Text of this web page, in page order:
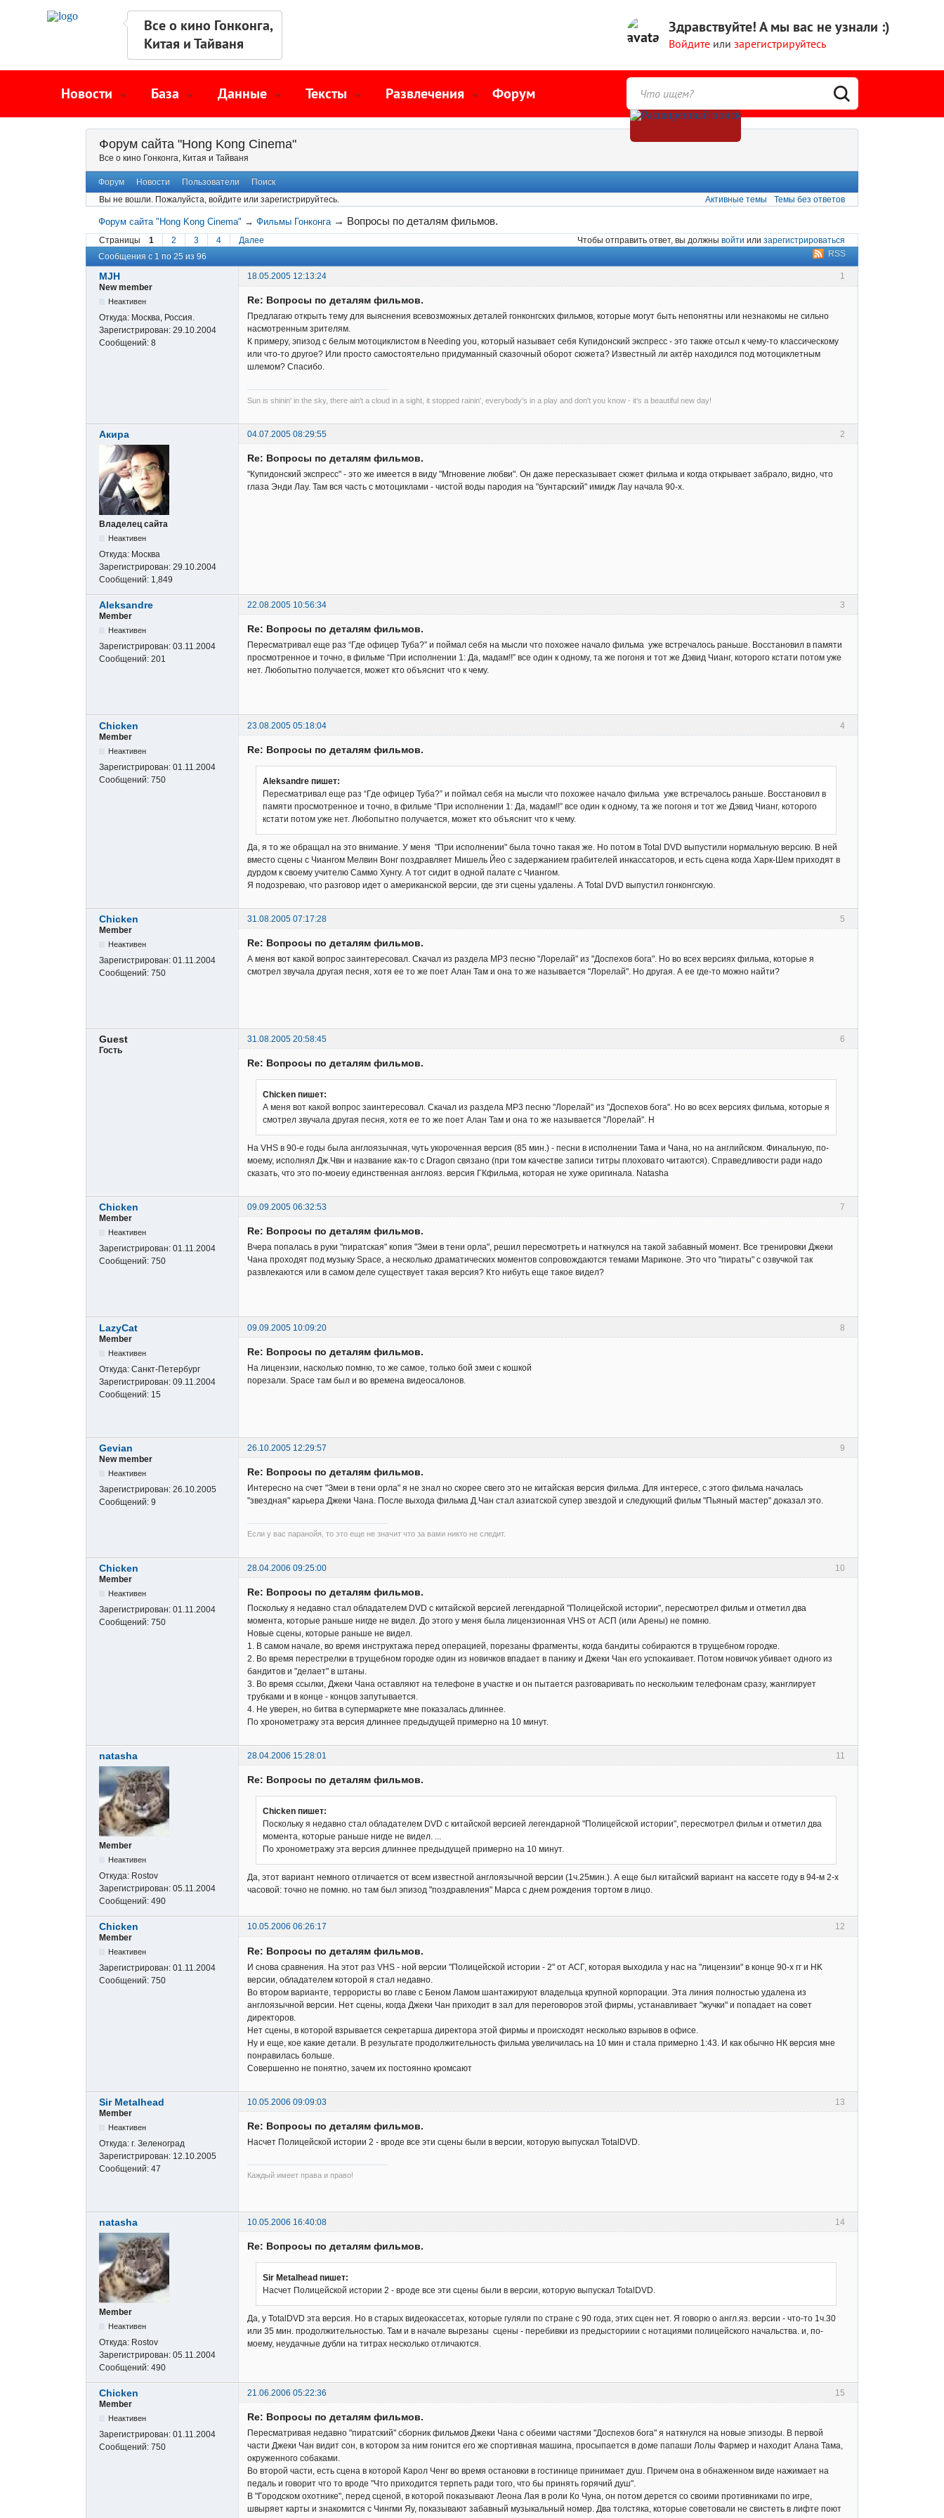
Все о кино Гонконга,
Китая и Тайваня
Здравствуйте!А мы вас не узнали :)
Войдите или зарегистрируйтесь
Новости База Данные Тексты Развлечения Форум
Форум сайта "Hong Kong Cinema"
Все о кино Гонконга, Китая и Тайваня
Форум Новости Пользователи
Поиск
Вы не вошли. Пожалуйста, войдите или зарегистрируйтесь. Активные темы Темы без ответов
Форум сайта "Hong Kong Cinema" →Фильмы Гонконга → Вопросы по деталям фильмов.
Страницы 1 2 3 4 Далее Чтобы отправить ответ, вы должны войти или зарегистрироваться
RSS
Сообщения с 1 по 25 из 96
1
MJH
18.05.2005 12:13:24
New member
Неактивен
Откуда: Москва, Россия.
Зарегистрирован: 29.10.2004
Сообщений: 8
Re: Вопросы по деталям фильмов.
Предлагаю открыть тему для выяснения всевозможных деталей гонконгских фильмов, которые могут быть непонятны или незнакомы не сильно
насмотренным зрителям.
К примеру, эпизод с белым мотоциклистом в Needing you, который называет себя Купидонский экспресс - это также отсыл к чему-то классическому
или что-то другое? Или просто самостоятельно придуманный сказочный оборот сюжета? Известный ли актёр находился под мотоциклетным
шлемом? Спасибо.
Sun is shinin' in the sky, there ain't a cloud in a sight, it stopped rainin', everybody's in a play and don't you know - it's a beautiful new day!
2
Акира 04.07.2005 08:29:55
Владелец сайта
Неактивен
Откуда: Москва
Зарегистрирован: 29.10.2004
Сообщений: 1,849
Re: Вопросы по деталям фильмов.
"Купидонский экспресс" - это же имеется в виду "Мгновение любви". Он даже пересказывает сюжет фильма и когда открывает забрало, видно, что
глаза Энди Лау. Там вся часть с мотоциклами - чистой воды пародия на "бунтарский" имидж Лау начала 90-х.
3
Aleksandre
22.08.2005 10:56:34
Member
Неактивен
Зарегистрирован: 03.11.2004
Сообщений: 201
Re: Вопросы по деталям фильмов.
Пересматривал еще раз “Где офицер Туба?” и поймал себя на мысли что похожее начало фильма уже встречалось раньше. Восстановил в памяти
просмотренное и точно, в фильме “При исполнении 1: Да, мадам!!” все один к одному, та же погоня и тот же Дэвид Чианг, которого кстати потом уже
нет. Любопытно получается, может кто объяснит что к чему.
4
Chicken
23.08.2005 05:18:04
Member
Неактивен
Зарегистрирован: 01.11.2004
Сообщений: 750
Re: Вопросы по деталям фильмов.
Aleksandre пишет:
Пересматривал еще раз “Где офицер Туба?” и поймал себя на мысли что похожее начало фильма уже встречалось раньше. Восстановил в
памяти просмотренное и точно, в фильме “При исполнении 1: Да, мадам!!” все один к одному, та же погоня и тот же Дэвид Чианг, которого
кстати потом уже нет. Любопытно получается, может кто объяснит что к чему.
Да, я то же обращал на это внимание. У меня "При исполнении" была точно такая же. Но потом в Total DVD выпустили нормальную версию. В ней
вместо сцены с Чиангом Мелвин Вонг поздравляет Мишель Йео с задержанием грабителей инкассаторов, и есть сцена когда Харк-Шем приходят в
дурдом к своему учителю Саммо Хунгу. А тот сидит в одной палате с Чиангом.
Я подозреваю, что разговор идет о американской версии, где эти сцены удалены. А Total DVD выпустил гонконгскую.
5
Chicken
31.08.2005 07:17:28
Member
Неактивен
Зарегистрирован: 01.11.2004
Сообщений: 750
Re: Вопросы по деталям фильмов.
А меня вот какой вопрос заинтересовал. Скачал из раздела МР3 песню "Лорелай" из "Доспехов бога". Но во всех версиях фильма, которые я
смотрел звучала другая песня, хотя ее то же поет Алан Там и она то же называется "Лорелай". Но другая. А ее где-то можно найти?
6
Guest
31.08.2005 20:58:45
Гость
Re: Вопросы по деталям фильмов.
Chicken пишет:
А меня вот какой вопрос заинтересовал. Скачал из раздела МР3 песню "Лорелай" из "Доспехов бога". Но во всех версиях фильма, которые я
смотрел звучала другая песня, хотя ее то же поет Алан Там и она то же называется "Лорелай". Н
На VHS в 90-е годы была англоязычная, чуть укороченная версия (85 мин.) - песни в исполнении Тама и Чана, но на английском. Финальную, по-
моему, исполнял Дж.Чвн и название как-то с Dragon связано (при том качестве записи титры плоховато читаются). Справедливости ради надо
сказать, что это по-моеиу единственная англояз. версия ГКфильма, которая не хуже оригинала. Natasha
7
Chicken
09.09.2005 06:32:53
Member
Неактивен
Зарегистрирован: 01.11.2004
Сообщений: 750
Re: Вопросы по деталям фильмов.
Вчера попалась в руки "пиратская" копия "Змеи в тени орла", решил пересмотреть и наткнулся на такой забавный момент. Все тренировки Джеки
Чана проходят под музыку Space, а несколько драматических моментов сопровождаются темами Мариконе. Это что "пираты" с озвучкой так
развлекаются или в самом деле существует такая версия? Кто нибуть еще такое видел?
8
LazyCat
09.09.2005 10:09:20
Member
Неактивен
Откуда: Санкт-Петербург
Зарегистрирован: 09.11.2004
Сообщений: 15
Re: Вопросы по деталям фильмов.
На лицензии, насколько помню, то же самое, только бой змеи с кошкой
порезали. Space там был и во времена видеосалонов.
9
Gevian
26.10.2005 12:29:57
New member
Неактивен
Зарегистрирован: 26.10.2005
Сообщений: 9
Re: Вопросы по деталям фильмов.
Интересно на счет "Змеи в тени орла" я не знал но скорее свего это не китайская версия фильма. Для интересе, с этого фильма началась
"звездная" карьера Джеки Чана. После выхода фильма Д.Чан стал азиатской супер звездой и следующий фильм "Пьяный мастер" доказал это.
Если у вас паранойя, то это еще не значит что за вами никто не следит.
10
Chicken
28.04.2006 09:25:00
Member
Неактивен
Зарегистрирован: 01.11.2004
Сообщений: 750
Re: Вопросы по деталям фильмов.
Поскольку я недавно стал обладателем DVD с китайской версией легендарной "Полицейской истории", пересмотрел фильм и отметил два
момента, которые раньше нигде не видел. До этого у меня была лицензионная VHS от АСП (или Арены) не помню.
Новые сцены, которые раньше не видел.
1. В самом начале, во время инструктажа перед операцией, порезаны фрагменты, когда бандиты собираются в трущебном городке.
2. Во время перестрелки в трущебном городке один из новичков впадает в панику и Джеки Чан его успокаивает. Потом новичок убивает одного из
бандитов и "делает" в штаны.
3. Во время ссылки, Джеки Чана оставляют на телефоне в участке и он пытается разговаривать по нескольким телефонам сразу, жанглирует
трубками и в конце - концов запутывается.
4. Не уверен, но битва в супермаркете мне показалась длиннее.
По хронометражу эта версия длиннее предыдущей примерно на 10 минут.
11
natasha 28.04.2006 15:28:01
Member
Неактивен
Откуда: Rostov
Зарегистрирован: 05.11.2004
Сообщений: 490
Re: Вопросы по деталям фильмов.
Chicken пишет:
Поскольку я недавно стал обладателем DVD с китайской версией легендарной "Полицейской истории", пересмотрел фильм и отметил два
момента, которые раньше нигде не видел. ...
По хронометражу эта версия длиннее предыдущей примерно на 10 минут.
Да, этот вариант немного отличается от всем известной англоязычной версии (1ч.25мин.). А еще был китайский вариант на кассете году в 94-м 2-х
часовой: точно не помню. но там был эпизод "поздравления" Марса с днем рождения тортом в лицо.
12
Chicken
10.05.2006 06:26:17
Member
Неактивен
Зарегистрирован: 01.11.2004
Сообщений: 750
Re: Вопросы по деталям фильмов.
И снова сравнения. На этот раз VHS - ной версии "Полицейской истории - 2" от АСГ, которая выходила у нас на "лицензии" в конце 90-х гг и HK
версии, обладателем которой я стал недавно.
Во втором варианте, террористы во главе с Беном Ламом шантажируют владельца крупной корпорации. Эта линия полностью удалена из
англоязычной версии. Нет сцены, когда Джеки Чан приходит в зал для переговоров этой фирмы, устанавливает "жучки" и попадает на совет
директоров.
Нет сцены, в которой взрывается секретарша директора этой фирмы и происходят несколько взрывов в офисе.
Ну и еще, кое какие детали. В результате продолжительность фильма увеличилась на 10 мин и стала примерно 1:43. И как обычно НК версия мне
понравилась больше.
Совершенно не понятно, зачем их постоянно кромсают
13
Sir Metalhead
10.05.2006 09:09:03
Member
Неактивен
Откуда: г. Зеленоград
Зарегистрирован: 12.10.2005
Сообщений: 47
Re: Вопросы по деталям фильмов.
Насчет Полицейской истории 2 - вроде все эти сцены были в версии, которую выпускал TotalDVD.
Каждый имеет права и право!
14
natasha 10.05.2006 16:40:08
Member
Неактивен
Откуда: Rostov
Зарегистрирован: 05.11.2004
Сообщений: 490
Re: Вопросы по деталям фильмов.
Sir Metalhead пишет:
Насчет Полицейской истории 2 - вроде все эти сцены были в версии, которую выпускал TotalDVD.
Да, у TotalDVD эта версия. Но в старых видеокассетах, которые гуляли по стране с 90 года, этих сцен нет. Я говорю о англ.яз. версии - что-то 1ч.30
или 35 мин. продолжительностью. Там и в начале вырезаны сцены - перебивки из предысториии с нотациями полицейского начальства. и, по-
моему, неудачные дубли на титрах несколько отличаются.
15
Chicken
21.06.2006 05:22:36
Member
Неактивен
Зарегистрирован: 01.11.2004
Сообщений: 750
Re: Вопросы по деталям фильмов.
Пересматривая недавно "пиратский" сборник фильмов Джеки Чана с обеими частями "Доспехов бога" я наткнулся на новые эпизоды. В первой
части Джеки Чан видит сон, в котором за ним гонится его же спортивная машина, просыпается в доме папаши Лолы Фармер и находит Алана Тама,
окруженного собаками.
Во второй части, есть сцена в которой Карол Ченг во время остановки в гостинице принимает душ. Причем она в обнаженном виде нажимает на
педаль и говорит что то вроде "Что приходится терпеть ради того, что бы принять горячий душ".
В "Городском охотнике", перед сценой, в которой показывают Леона Лая в роли Ко Чуна, он потом дерется со своими противниками по игре,
швыряет карты и знакомится с Чингми Яу, показывают забавный музыкальный номер. Два толстяка, которые советовали не свистеть в лифте поют